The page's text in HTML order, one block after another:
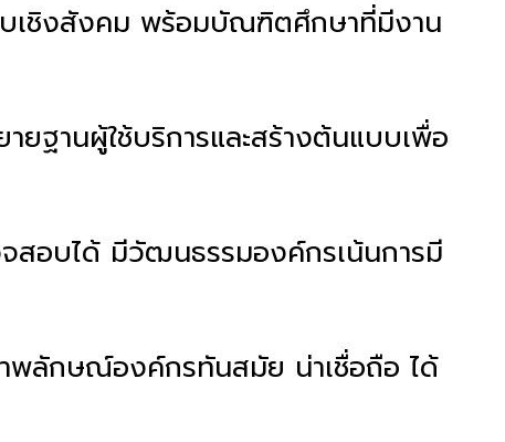
บเชิงสังคม พร้อมบัณฑิตศึกษาที่มีงาน
ฐานผู้ใช้บริการและสร้างต้นแบบเพื่อ
สอบได้ มีวัฒนธรรมองค์กรเน้นการมี
าพลักษณ์องค์กรทันสมัย น่าเชื่อถือ ได้